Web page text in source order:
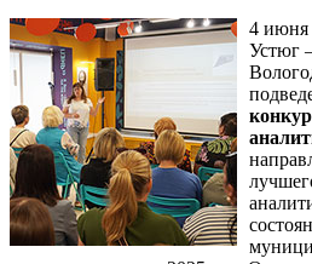
4 июня
Устюг